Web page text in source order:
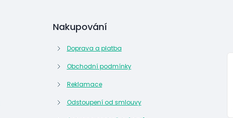
Nakupování
Doprava a platba
Obchodní podmínky
Reklamace
Odstoupení od smlouvy